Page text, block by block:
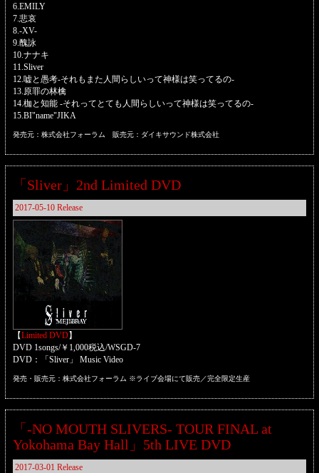
6.EMILY
7.悲哀
8.-XV-
9.醜詠
10.ナナキ
11.Sliver
12.嘘と愚考-それもまた人間らしいって神様は笑ってるの-
13.原罪の林檎
14.枷と知能 -それってとても人間らしいって神様は笑ってるの-
15.BI"name"JIKA
発売元：株式会社フォーラム 販売元：ダイキサウンド株式会社
「Sliver」2nd Limited DVD
2017-05-10 Release
【Limited DVD】
DVD 1songs/￥1,000税込/WSGD-7
DVD：「Sliver」 Music Video
発売・販売元：株式会社フォーラム ※ライブ会場にて販売／完全限定生産
「-NO MOUTH SLIVERS- TOUR FINAL at
Yokohama Bay Hall」5th LIVE DVD
2017-03-01 Release